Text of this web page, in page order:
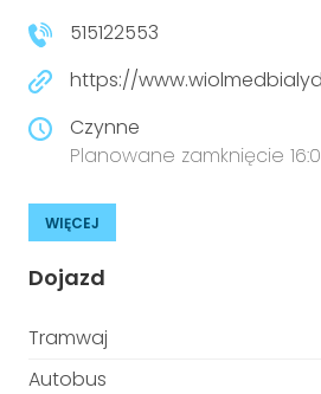
515122553
https://
Czynne
Planowane zamknięcie
WIĘCEJ
Dojazd
Tramwaj
Autobus